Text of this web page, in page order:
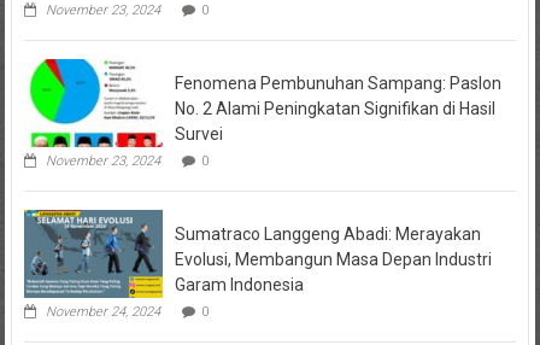
November 23, 2024 0
Fenomena Pembunuhan Sampang: Paslon
No. 2 Alami Peningkatan Signifikan di Hasil
Survei
November 23, 2024 0
Sumatraco Langgeng Abadi: Merayakan
Evolusi, Membangun Masa Depan Industri
Garam Indonesia
November 24, 2024 0